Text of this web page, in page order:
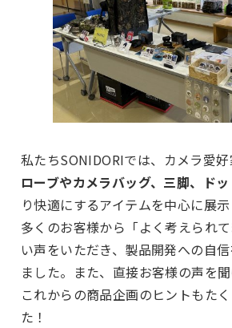
私たちSONIDORIでは、カメラ愛
ローブやカメラバッグ、三脚、ド
り快適にするアイテムを中心に展示
多くのお客様から「よく考えられ
い声をいただき、製品開発への自
ました。また、直接お客様の声を
これからの商品企画のヒントもた
た！